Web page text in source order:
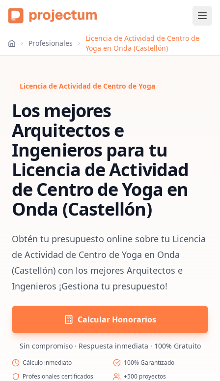
Profesionales
Licencia de Actividad de Centro de
Yoga en Onda (Castellón)
Licencia de Actividad de Centro de Yoga
Los mejores
Arquitectos e
Ingenieros para tu
Licencia de Actividad
de Centro de Yoga en
Onda (Castellón)
Obtén tu presupuesto online sobre tu Licencia
de Actividad de Centro de Yoga en Onda
(Castellón) con los mejores Arquitectos e
Ingenieros ¡Gestiona tu presupuesto!
Calcular Honorarios
Sin compromiso · Respuesta inmediata · 100% Gratuito
Cálculo inmediato
100% Garantizado
Profesionales certificados
+500 proyectos